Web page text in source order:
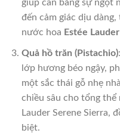
giúp cân bằng sự ngọt
đến cảm giác dịu
nước hoa Estée
Quả hồ trăn (Pistachio)
lớp hương béo ngậy,
một sắc thái gỗ nhẹ
chiều sâu cho tổng
Lauder Serene Sierra,
biệt.